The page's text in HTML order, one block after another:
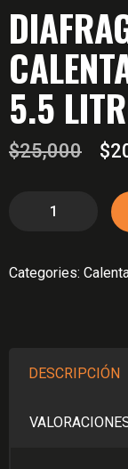
5.5
$25,000 $
DIAFRAGMA
CHALLENGER
Categories:
DESCRIPCIÓN